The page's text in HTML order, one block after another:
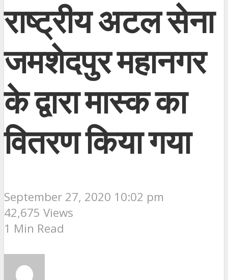
राष्ट्रीय अटल सेना
जमशेदपुर महानगर
के द्वारा मास्क का
वितरण किया गया
September 27, 2020 10:02 pm
42,675 Views
1 Min Read